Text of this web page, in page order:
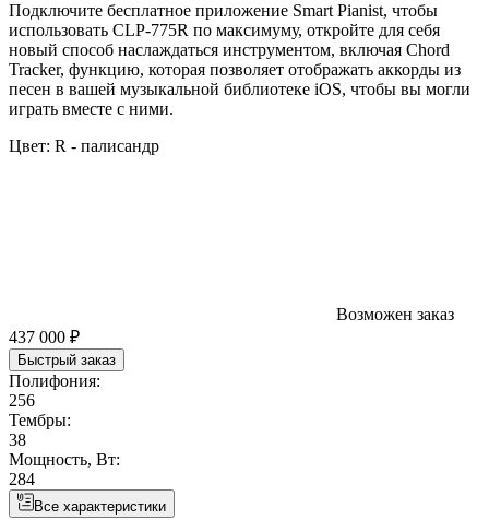
Подключите бесплатное приложение Smart Pianist, чтобы
использовать CLP-775R по максимуму, откройте для себя
новый способ наслаждаться инструментом, включая Chord
Tracker, функцию, которая позволяет отображать аккорды из
песен в вашей музыкальной библиотеке iOS, чтобы вы могли
играть вместе с ними.
Цвет: R - палисандр
Возможен заказ
437 000 ₽
Быстрый заказ
Полифония:
256
Тембры:
38
Мощность, Вт:
284
Все характеристики